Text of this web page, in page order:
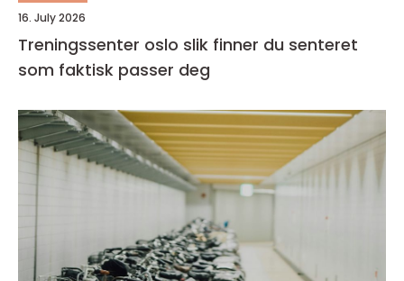
16. July 2026
Treningssenter oslo slik finner du senteret
som faktisk passer deg